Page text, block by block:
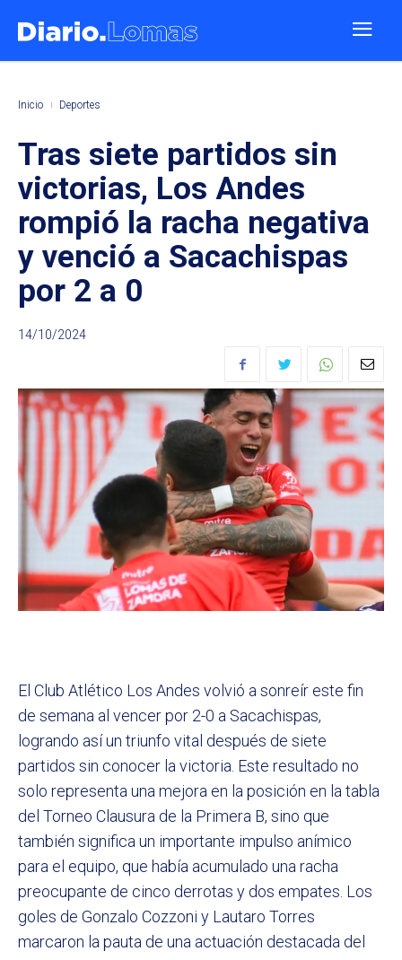
Inicio Deportes
Tras siete partidos sin
victorias, Los Andes
rompió la racha negativa
y venció a Sacachispas
por 2 a 0
14/10/2024
El Club Atlético Los Andes volvió a sonreír este fin
de semana al vencer por 2-0 a Sacachispas,
logrando así un triunfo vital después de siete
partidos sin conocer la victoria. Este resultado no
solo representa una mejora en la posición en la tabla
del Torneo Clausura de la Primera B, sino que
también significa un importante impulso anímico
para el equipo, que había acumulado una racha
preocupante de cinco derrotas y dos empates. Los
goles de Gonzalo Cozzoni y Lautaro Torres
marcaron la pauta de una actuación destacada del